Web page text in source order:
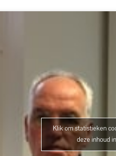
Klik om statistieken
deze inhoud